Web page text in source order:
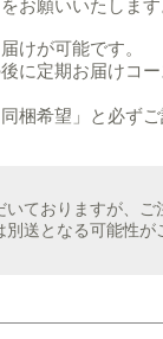
お願いいたします
けが可能です。
に定期お届けコー
梱希望」と必ず
ておりますが、ご
別送となる可能性が